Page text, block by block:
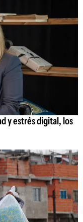
y estrés digital, los